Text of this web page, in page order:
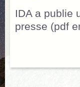
IDA a publie
presse (pdf